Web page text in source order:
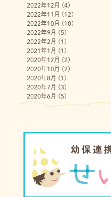
2022年12月 (4)
2022年11月 (12)
2022年10月 (10)
2022年9月 (5)
2022年2月 (1)
2021年1月 (1)
2020年12月 (2)
2020年10月 (2)
2020年8月 (1)
2020年7月 (3)
2020年6月 (5)